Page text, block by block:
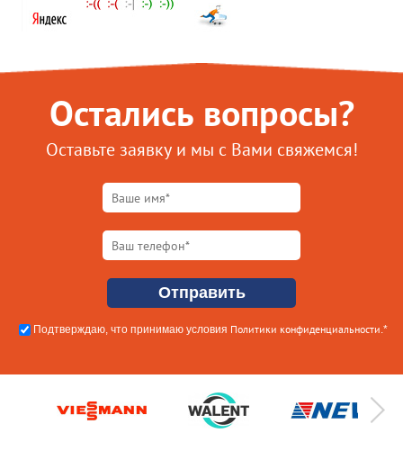
Остались вопросы?
Оставьте заявку и мы с Вами свяжемся!
Подтверждаю, что принимаю условия Политики конфиденциальности .*